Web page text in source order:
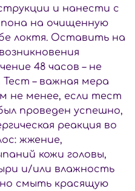
и нанести с
на очищенную
локтя. Оставить на
48 часов – не
– важная мера
не менее, если тест
проведен успешно,
реакция во
жжение,
кожи головы,
и/или влажность
смыть красящую